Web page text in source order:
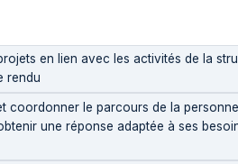
en lien avec les activités de la
rendu
coordonner le parcours de la
une réponse adaptée à ses